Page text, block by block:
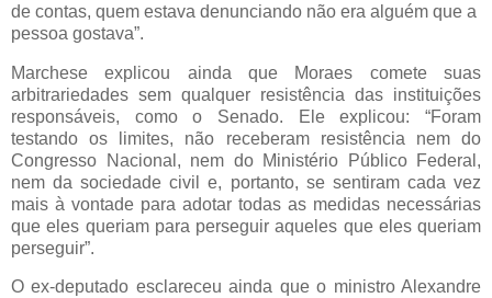
de contas, quem estava denunciando não era alguém que a
pessoa gostava”.
Marchese explicou ainda que Moraes comete suas
arbitrariedades sem qualquer resistência das instituições
responsáveis, como o Senado. Ele explicou: “Foram
testando os limites, não receberam resistência nem do
Congresso Nacional, nem do Ministério Público Federal,
nem da sociedade civil e, portanto, se sentiram cada vez
mais à vontade para adotar todas as medidas necessárias
que eles queriam para perseguir aqueles que eles queriam
perseguir”.
O ex-deputado esclareceu ainda que o ministro Alexandre